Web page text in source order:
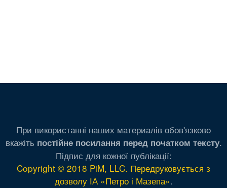
При використанні наших материалів обов'язково
вкажіть постійне посилання перед початком тексту.
Підпис для кожної публікації:
Copyright © 2018 PiM, LLC. Передруковується з
дозволу ІА «Петро і Мазепа».